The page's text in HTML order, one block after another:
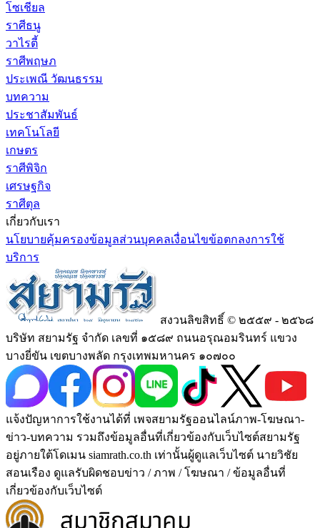
โซเชียล
ราศีธนู
วาไรตี้
ราศีพฤษภ
ประเพณี วัฒนธรรม
บทความ
ประชาสัมพันธ์
เทคโนโลยี
เกษตร
ราศีพิจิก
เศรษฐกิจ
ราศีตุล
เกี่ยวกับเรา
นโยบายคุ้มครองข้อมูลส่วนบุคคลเงื่อนไขข้อตกลงการใช้
บริการ
สงวนลิขสิทธิ์ © ๒๕๕๙ - ๒๕๖๘
บริษัท สยามรัฐ จำกัด เลขที่ ๑๕๘๙ ถนนอรุณอมรินทร์ แขวง
บางยี่ขัน เขตบางพลัด กรุงเทพมหานคร ๑๐๗๐๐
แจ้งปัญหาการใช้งานได้ที่ เพจสยามรัฐออนไลน์ภาพ-โฆษณา-
ข่าว-บทความ รวมถึงข้อมูลอื่นที่เกี่ยวข้องกับเว็บไซต์สยามรัฐ
อยู่ภายใต้โดเมน siamrath.co.th เท่านั้นผู้ดูแลเว็บไซต์ นายวิชัย
สอนเรือง ดูแลรับผิดชอบข่าว / ภาพ / โฆษณา / ข้อมูลอื่นที่
เกี่ยวข้องกับเว็บไซต์